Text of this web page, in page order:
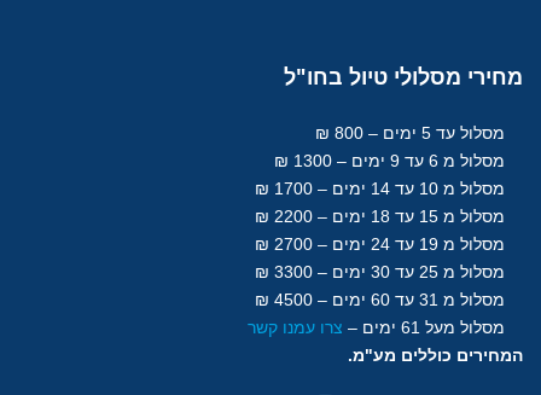
מחירי מסלולי טיול בחו"ל
מסלול עד 5 ימים – 800 ₪
מסלול מ 6 עד 9 ימים – 1300 ₪
מסלול מ 10 עד 14 ימים – 1700 ₪
מסלול מ 15 עד 18
ימים – 2200 ₪
מסלול מ 19 עד 24 ימים – 2700 ₪
מסלול מ 25 עד 30
ימים – 3300 ₪
מסלול מ 31 עד 60
ימים – 4500 ₪
מסלול מעל 61
ימים – צרו עמנו קשר
המחירים כוללים מע"מ.